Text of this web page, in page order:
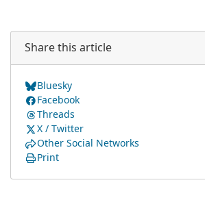
Share this article
Bluesky
Facebook
Threads
X / Twitter
Other Social Networks
Print